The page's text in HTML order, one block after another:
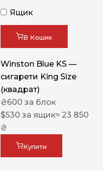
Ящик
В Кошик
Winston Blue KS —
сигарети King Size
(квадрат)
₴600 за блок
$530 за ящик≈ 23 850
₴
Купити